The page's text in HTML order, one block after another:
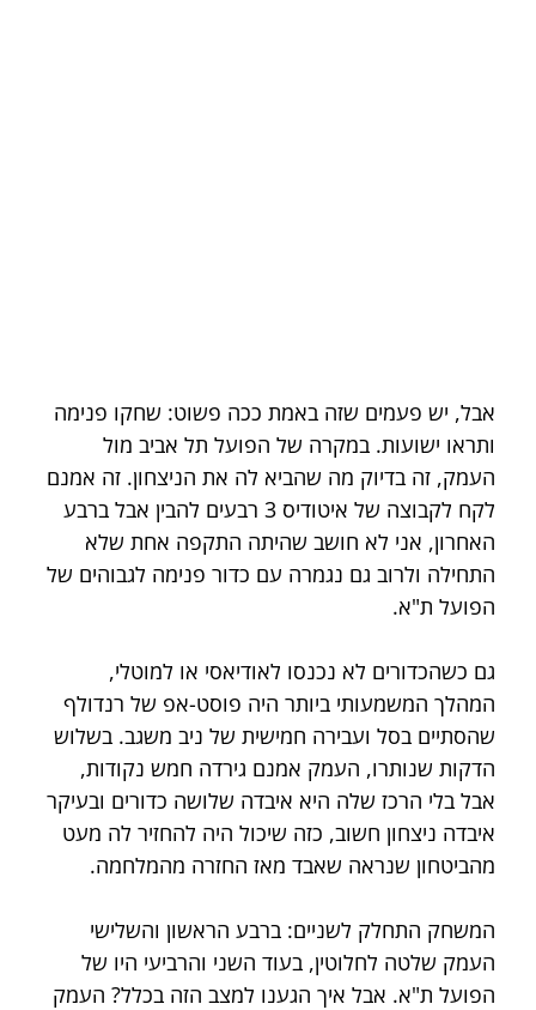
אבל, יש פעמים שזה באמת ככה פשוט: שחקו פנימה
ותראו ישועות. במקרה של הפועל תל אביב מול
העמק, זה בדיוק מה שהביא לה את הניצחון. זה אמנם
לקח לקבוצה של איטודיס 3 רבעים להבין אבל ברבע
האחרון, אני לא חושב שהיתה התקפה אחת שלא
התחילה ולרוב גם נגמרה עם כדור פנימה לגבוהים של
הפועל ת"א.
גם כשהכדורים לא נכנסו לאודיאסי או למוטלי,
המהלך המשמעותי ביותר היה פוסט-אפ של רנדולף
שהסתיים בסל ועבירה חמישית של ניב משגב. בשלוש
הדקות שנותרו, העמק אמנם גירדה חמש נקודות,
אבל בלי הרכז שלה היא איבדה שלושה כדורים ובעיקר
איבדה ניצחון חשוב, כזה שיכול היה להחזיר לה מעט
מהביטחון שנראה שאבד מאז החזרה מהמלחמה.
המשחק התחלק לשניים: ברבע הראשון והשלישי
העמק שלטה לחלוטין, בעוד השני והרביעי היו של
הפועל ת"א. אבל איך הגענו למצב הזה בכלל? העמק